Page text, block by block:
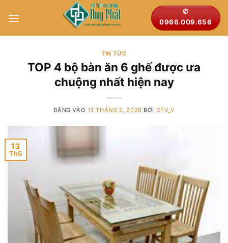
qua
✆
0966.009.656
TIN TỨC
TOP 4 bộ bàn ăn 6 ghế được ưa
chuộng nhất hiện nay
ĐĂNG VÀO 13 THÁNG 5, 2020 BỞI CTV_V
13
Th5